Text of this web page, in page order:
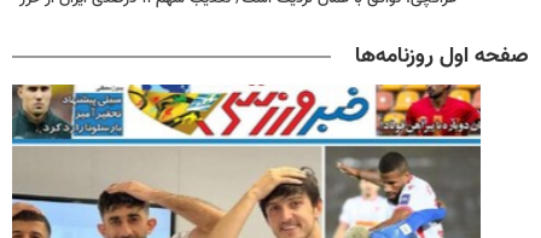
صفحه اول روزنامه‌ها